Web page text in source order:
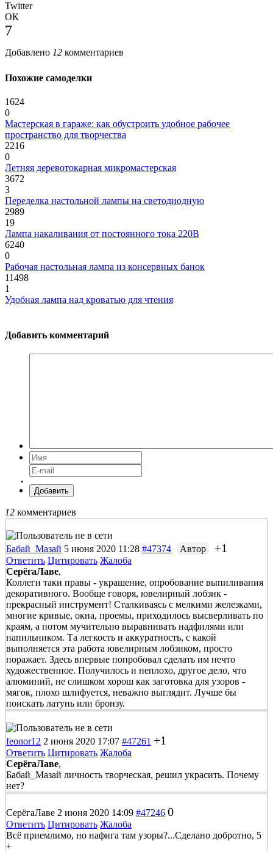
Twitter
ОК
7
Добавлено 12 комментариев
Похожие самоделки
1624
0
Мастерская в гараже: как обустроить удобное рабочее
пространство для творчества
2216
0
Летняя деревотокарная микромастерская
3672
3
Переделка настольной лампы на светодиодную
2989
19
Лампа накаливания от постоянного тока 220В
6240
0
Рабочая настольная лампа из консервных банок
11498
1
Удобная лампа над кроватью для чтения
Добавить комментарий
Добавить
12 комментариев
Бабай_Мазай 5 июня 2020 11:28 #47374 Автор +1
Ответить Цитировать Жалоба
СерёгаЛаве,
Коллеги таки правы - украшение, опробование выпиливания
декоративного. Вообще говоря, ювелирный лобзик -
прекрасный инструмент! Сталкиваясь с мелкими железками,
многие кривые, окна, проемы, приходилось высверливать по
краям, а потом мучительно выравнивать надфилями или
напильником. Та легкость и аккуратность, с какой
выполняется эта работа ювелирным лобзиком, просто
поражает. Здесь впервые попробовал сделать им нечто
художественное. Получилось и неплохо, другое дело, что
алюминий, не слишком хорош как заготовка для узоров -
мягок, плохо шлифуется, неважно выглядит. Лучше бы
поискать латунь или бронзу.
feonor12 2 июня 2020 17:07 #47261 +1
Ответить Цитировать Жалоба
СерёгаЛаве,
Бабай_Мазай личность творческая, решил украсить. Почему
нет?
СерёгаЛаве 2 июня 2020 14:09 #47246 0
Ответить Цитировать Жалоба
Всё приемлимо, но нафига там узоры?...Сделано добротно, 5
+